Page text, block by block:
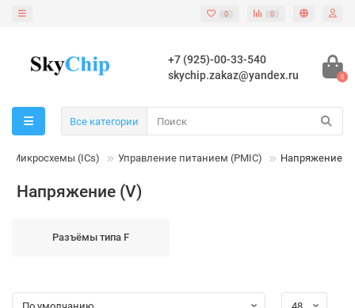
0 0
+7 (925)-00-33-540
skychip.zakaz@yandex.ru
0
Все категории
Микросхемы (ICs) Управление питанием (PMIC) Напряжение
Напряжение (V)
Разъёмы типа F